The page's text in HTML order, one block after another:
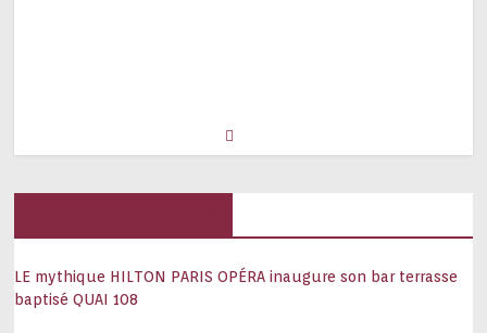
LE mythique HILTON PARIS OPÉRA inaugure son bar terrasse
baptisé QUAI 108